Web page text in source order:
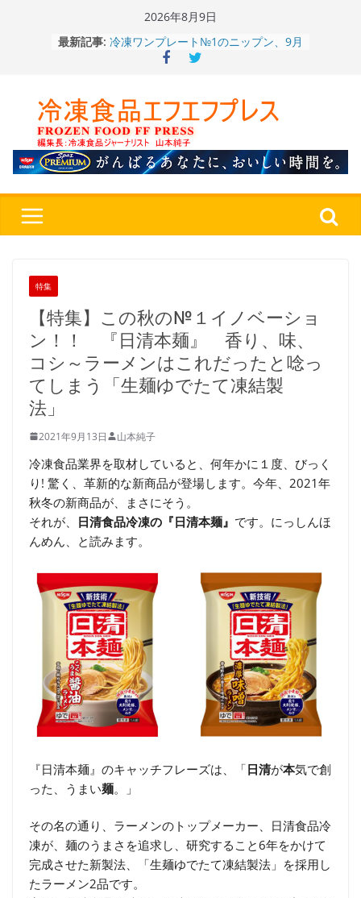
2026年8月9日
最新記事: 冷凍ワンプレート№1のニップン、9月
から新ブランド『ニップン、彩りごは
ん。』～”おいしさ”をアピール
ストアで作者にご挨拶、新作”れいと
うこ～こ～”を知る
「CHEESE WONDER」5周年～夏に限
定さわやかフレーバー「CHEESE
WONDER YELLOW」復刻発売中
ジ♪ふわもちめん！！「冷凍 日清の
特集
【特集】この秋の№１イノベーショ
ン！！ 『日清本麺』 香り、味、
コシ～ラーメンはこれだったと唸っ
てしまう「生麺ゆでたて凍結製
法」
2021年9月13日 山本純子
冷凍食品業界を取材していると、何年かに１度、びっく
り! 驚く、革新的な新商品が登場します。今年、2021年
秋冬の新商品が、まさにそう。
それが、 日清食品冷凍の『日清本麺』 です。にっしんほ
んめん、と読みます。
『日清本麺』のキャッチフレーズは、「日清が本気で創
った、うまい麺。」
その名の通り、ラーメンのトップメーカー、日清食品冷
凍が、麺のうまさを追求し、研究すること6年をかけて
完成させた新製法、「生麺ゆでたて凍結製法」を採用し
たラーメン2品です。